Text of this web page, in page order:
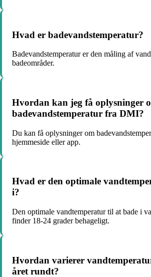
Hvad er badevandstemperatur?
Badevandstemperatur er den måling af
badeområder.
Hvordan kan jeg få oplysninger
badevandstemperatur fra DMI?
Du kan få oplysninger om
hjemmeside eller app.
Hvad er den optimale
i?
Den optimale vandtemperatur til at bade i
finder 18-24 grader behageligt.
Hvordan varierer
året rundt?